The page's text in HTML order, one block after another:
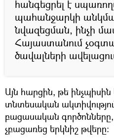
հանգեցրել է
պահանջարկի
նվազեցման, ինչի
Հայաստանում
ծավալների
Այն հարցին, թե ինչպիսին
տնտեսական
բացասական
չբացառեց երկնիշ թվերը։